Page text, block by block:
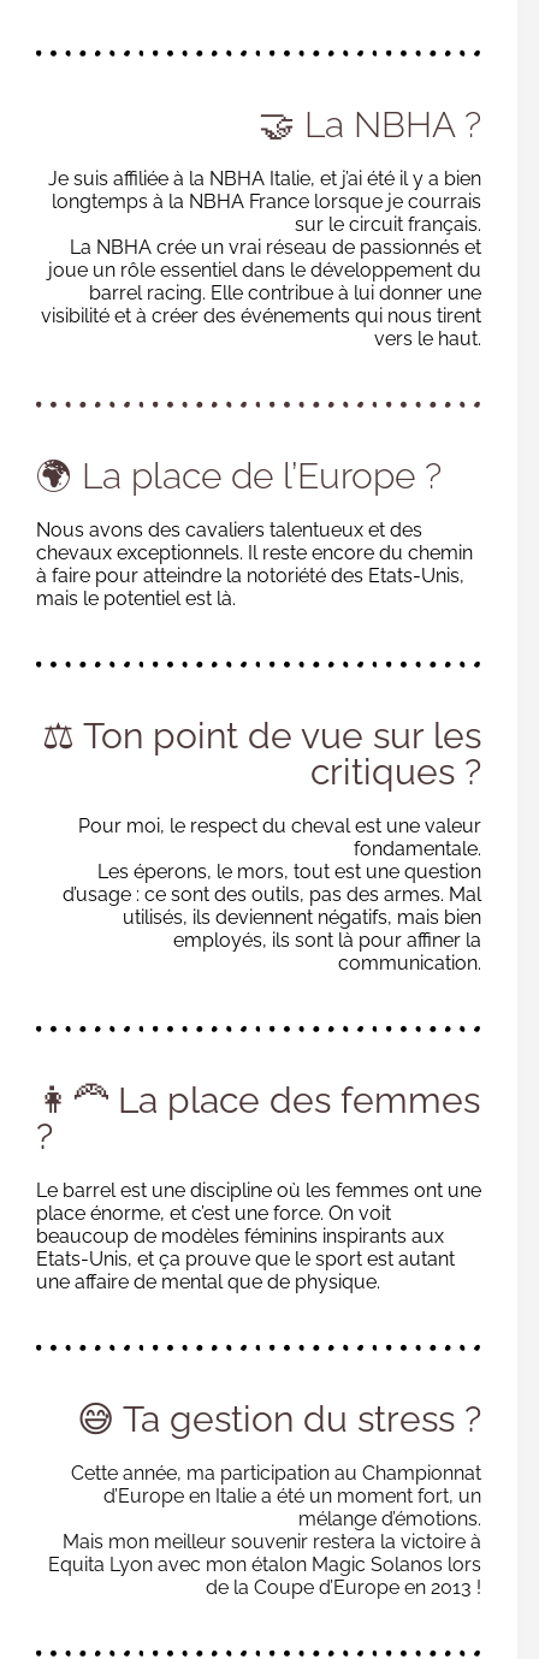
🤝 La NBHA ?
Je suis affiliée à la NBHA Italie, et j’ai été il y a bien
longtemps à la NBHA France lorsque je courrais
sur le circuit français.
La NBHA crée un vrai réseau de passionnés et
joue un rôle essentiel dans le développement du
barrel racing. Elle contribue à lui donner une
visibilité et à créer des événements qui nous tirent
vers le haut.
🌍 La place de l’Europe ?
Nous avons des cavaliers talentueux et des
chevaux exceptionnels. Il reste encore du chemin
à faire pour atteindre la notoriété des Etats-Unis,
mais le potentiel est là.
⚖️ Ton point de vue sur les
critiques ?
Pour moi, le respect du cheval est une valeur
fondamentale.
Les éperons, le mors, tout est une question
d’usage : ce sont des outils, pas des armes. Mal
utilisés, ils deviennent négatifs, mais bien
employés, ils sont là pour affiner la
communication.
👩‍🦰 La place des femmes
?
Le barrel est une discipline où les femmes ont une
place énorme, et c’est une force. On voit
beaucoup de modèles féminins inspirants aux
Etats-Unis, et ça prouve que le sport est autant
une affaire de mental que de physique.
😅 Ta gestion du stress ?
Cette année, ma participation au Championnat
d’Europe en Italie a été un moment fort, un
mélange d’émotions.
Mais mon meilleur souvenir restera la victoire à
Equita Lyon avec mon étalon Magic Solanos lors
de la Coupe d’Europe en 2013 !